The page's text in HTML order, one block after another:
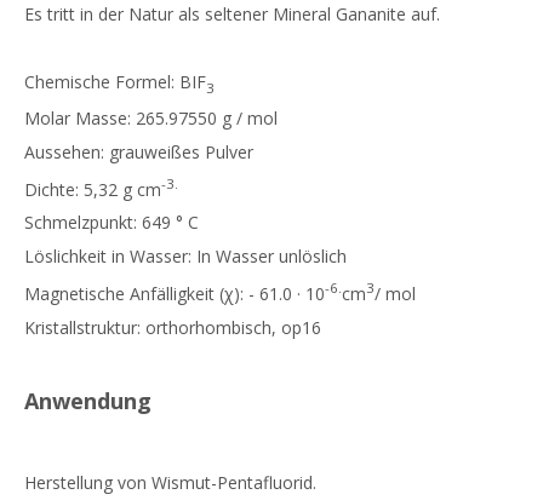
Es tritt in der Natur als seltener Mineral Gananite auf.
Chemische Formel: BIF3
Molar Masse: 265.97550 g / mol
Aussehen: grauweißes Pulver
Dichte: 5,32 g cm-3.
Schmelzpunkt: 649 ° C
Löslichkeit in Wasser: In Wasser unlöslich
Magnetische Anfälligkeit (χ): - 61.0 · 10-6.cm3/ mol
Kristallstruktur: orthorhombisch, op16
Anwendung
Herstellung von Wismut-Pentafluorid.